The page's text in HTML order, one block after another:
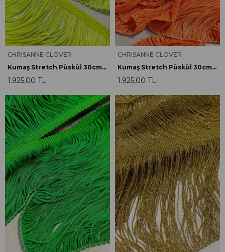
CHRISANNE CLOVER
Kumaş Stretch Püskül 30cm F.Sarı
1.925,00 TL
CHRISANNE CLOVER
Kumaş Stretch Püskül 30cm F.Turuncu
1.925,00 TL